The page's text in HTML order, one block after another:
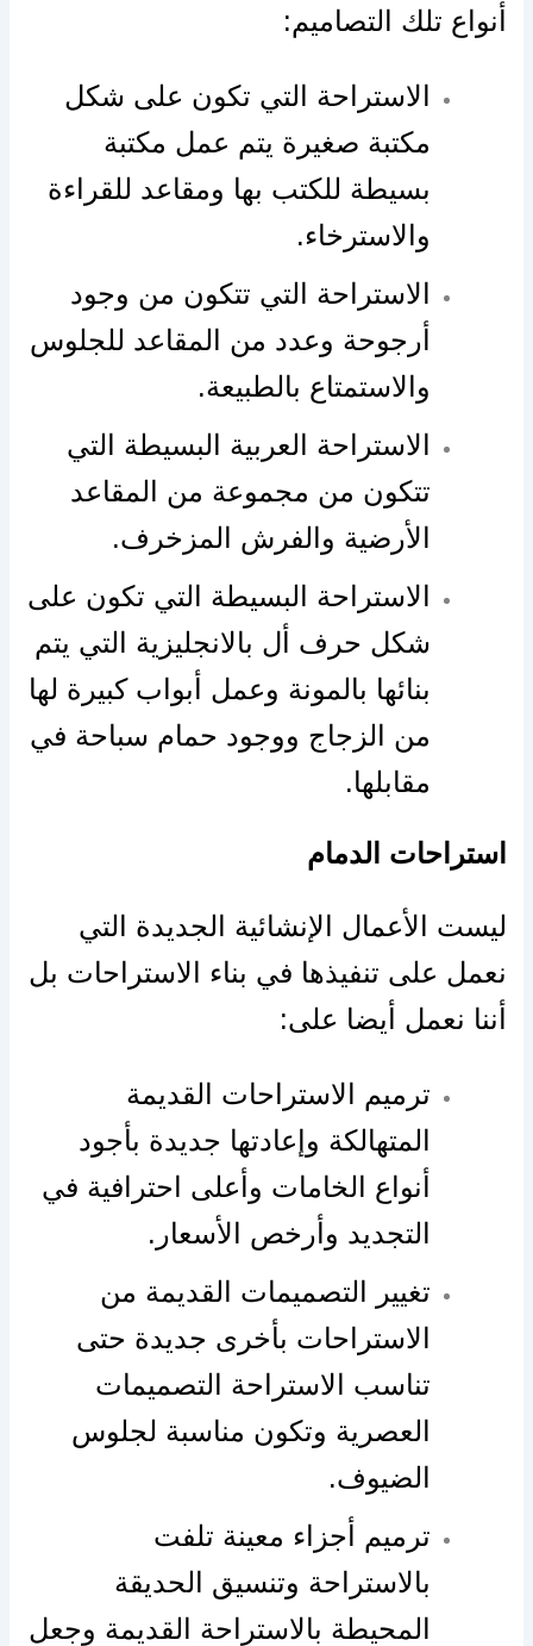
أنواع تلك التصاميم:
الاستراحة التي تكون على شكل
مكتبة صغيرة يتم عمل مكتبة
بسيطة للكتب بها ومقاعد للقراءة
والاسترخاء.
الاستراحة التي تتكون من وجود
أرجوحة وعدد من المقاعد للجلوس
والاستمتاع بالطبيعة.
الاستراحة العربية البسيطة التي
تتكون من مجموعة من المقاعد
الأرضية والفرش المزخرف.
الاستراحة البسيطة التي تكون على
شكل حرف أل بالانجليزية التي يتم
بنائها بالمونة وعمل أبواب كبيرة لها
من الزجاج ووجود حمام سباحة في
مقابلها.
استراحات الدمام
ليست الأعمال الإنشائية الجديدة التي
نعمل على تنفيذها في بناء الاستراحات بل
أننا نعمل أيضا على:
ترميم الاستراحات القديمة
المتهالكة وإعادتها جديدة بأجود
أنواع الخامات وأعلى احترافية في
التجديد وأرخص الأسعار.
تغيير التصميمات القديمة من
الاستراحات بأخرى جديدة حتى
تناسب الاستراحة التصميمات
العصرية وتكون مناسبة لجلوس
الضيوف.
ترميم أجزاء معينة تلفت
بالاستراحة وتنسيق الحديقة
المحيطة بالاستراحة القديمة وجعل